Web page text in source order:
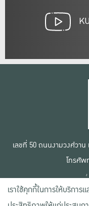
เลขที่ 50 ถนนงามวงศ์วา
โทรศัพ
เ
น
เราใช้คุกกี้ในการให้บริกา